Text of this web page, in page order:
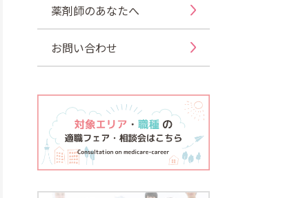
薬剤師のあなたへ
お問い合わせ